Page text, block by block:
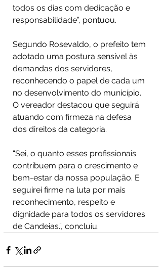
todos os dias com dedicação e
responsabilidade”, pontuou.
Segundo Rosevaldo, o prefeito tem
adotado uma postura sensível às
demandas dos servidores,
reconhecendo o papel de cada um
no desenvolvimento do município.
O vereador destacou que seguirá
atuando com firmeza na defesa
dos direitos da categoria.
“Sei, o quanto esses profissionais
contribuem para o crescimento e
bem-estar da nossa população. E
seguirei firme na luta por mais
reconhecimento, respeito e
dignidade para todos os servidores
de Candeias.”, concluiu.